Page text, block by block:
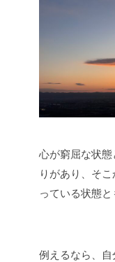
心が窮屈な状
りがあり、そ
っている状態と
例えるなら、